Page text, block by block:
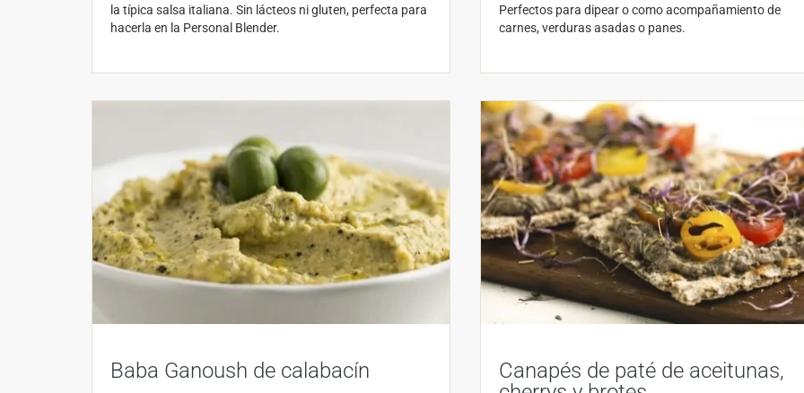
la típica salsa italiana. Sin lácteos ni gluten, perfecta para
hacerla en la Personal Blender.
Perfectos para dipear o como acompañamiento de
carnes, verduras asadas o panes.
Baba Ganoush de calabacín
Canapés de paté de aceitunas,